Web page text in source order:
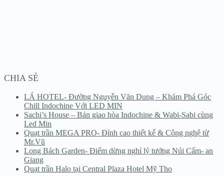
CHIA SẺ
LÁ HOTEL- Đường Nguyễn Văn Dung – Khám Phá Góc
Chill Indochine Với LED MIN
Sachi’s House – Bản giao hòa Indochine & Wabi-Sabi cùng
Led Min
Quạt trần MEGA PRO- Đỉnh cao thiết kế & Công nghệ từ
Mr.Vũ
Long Bách Garden- Điểm dừng nghỉ lý tưởng Núi Cấm- an
Giang
Quạt trần Halo tại Central Plaza Hotel Mỹ Tho